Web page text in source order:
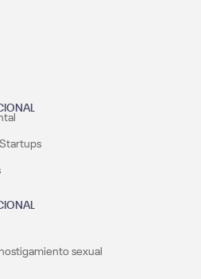
sexual